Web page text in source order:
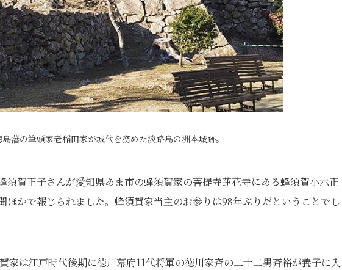
藩の筆頭家老稲田家が城代を務めた淡路島の洲本城跡。
須賀正子さんが愛知県あま市の蜂須賀家の菩提寺蓮花寺にある蜂須賀小六正
ほかで報じられました。蜂須賀家当主のお参りは98年ぶりだということでし
家は江戸時代後期に徳川幕府11代将軍の徳川家斉の二十二男斉裕が養子に入